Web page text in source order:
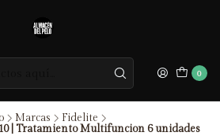
0
Marcas
Fidelite
| Tratamiento Multifuncion 6 unidades